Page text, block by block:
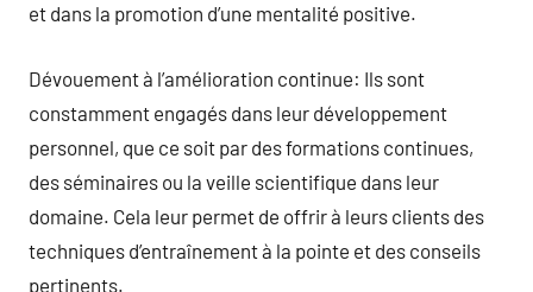
et dans la promotion d’une mentalité positive.
Dévouement à l’amélioration continue: Ils sont
constamment engagés dans leur développement
personnel, que ce soit par des formations continues,
des séminaires ou la veille scientifique dans leur
domaine. Cela leur permet de offrir à leurs clients des
techniques d’entraînement à la pointe et des conseils
pertinents.